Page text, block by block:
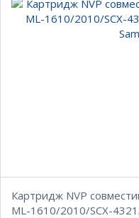
Картридж NVP
ML-1610/2010/SCX-